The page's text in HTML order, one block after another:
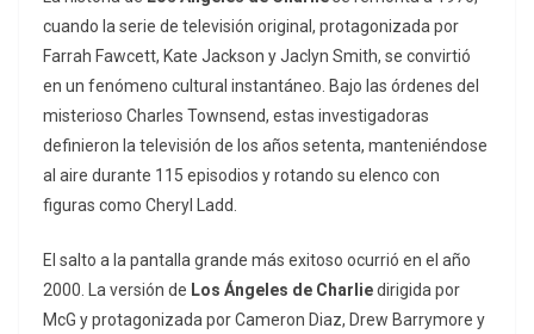
cuando la serie de televisión original, protagonizada por
Farrah Fawcett, Kate Jackson y Jaclyn Smith, se convirtió
en un fenómeno cultural instantáneo. Bajo las órdenes del
misterioso Charles Townsend, estas investigadoras
definieron la televisión de los años setenta, manteniéndose
al aire durante 115 episodios y rotando su elenco con
figuras como Cheryl Ladd.
El salto a la pantalla grande más exitoso ocurrió en el año
2000. La versión de Los Ángeles de Charliedirigida por
McG y protagonizada por Cameron Diaz, Drew Barrymore y